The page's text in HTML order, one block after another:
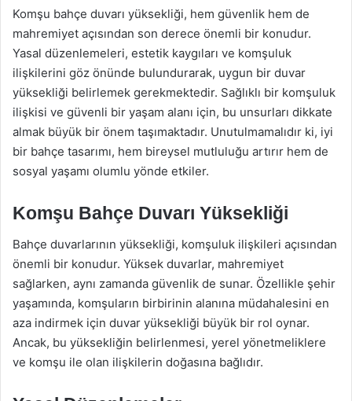
Komşu bahçe duvarı yüksekliği, hem güvenlik hem de
mahremiyet açısından son derece önemli bir konudur.
Yasal düzenlemeleri, estetik kaygıları ve komşuluk
ilişkilerini göz önünde bulundurarak, uygun bir duvar
yüksekliği belirlemek gerekmektedir. Sağlıklı bir komşuluk
ilişkisi ve güvenli bir yaşam alanı için, bu unsurları dikkate
almak büyük bir önem taşımaktadır. Unutulmamalıdır ki, iyi
bir bahçe tasarımı, hem bireysel mutluluğu artırır hem de
sosyal yaşamı olumlu yönde etkiler.
Komşu Bahçe Duvarı Yüksekliği
Bahçe duvarlarının yüksekliği, komşuluk ilişkileri açısından
önemli bir konudur. Yüksek duvarlar, mahremiyet
sağlarken, aynı zamanda güvenlik de sunar. Özellikle şehir
yaşamında, komşuların birbirinin alanına müdahalesini en
aza indirmek için duvar yüksekliği büyük bir rol oynar.
Ancak, bu yüksekliğin belirlenmesi, yerel yönetmeliklere
ve komşu ile olan ilişkilerin doğasına bağlıdır.